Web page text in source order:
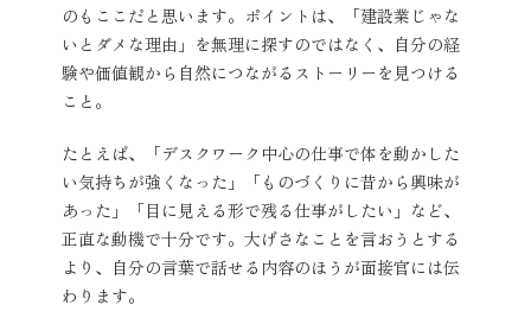
のもここだと思います。ポイントは、「建設業じゃな
いとダメな理由」を無理に探すのではなく、自分の経
験や価値観から自然につながるストーリーを見つける
こと。
たとえば、「デスクワーク中心の仕事で体を動かした
い気持ちが強くなった」「ものづくりに昔から興味が
あった」「目に見える形で残る仕事がしたい」など、
正直な動機で十分です。大げさなことを言おうとする
より、自分の言葉で話せる内容のほうが面接官には伝
わります。